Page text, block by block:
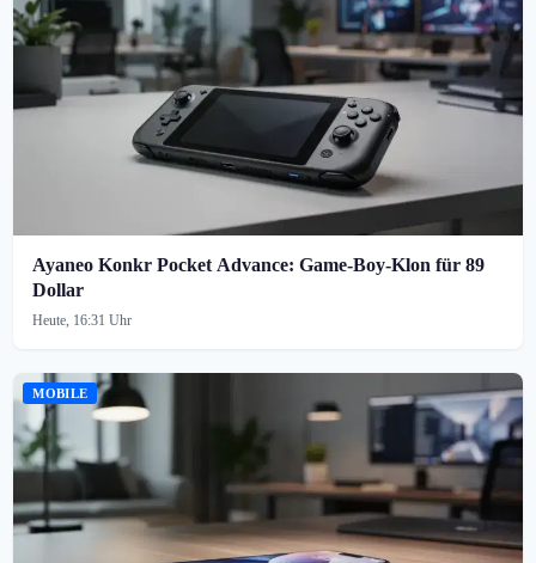
Ayaneo Konkr Pocket Advance: Game-Boy-Klon für 89
Dollar
Heute, 16:31 Uhr
MOBILE